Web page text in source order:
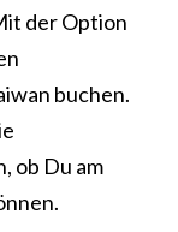
der Option
buchen.
ob Du am